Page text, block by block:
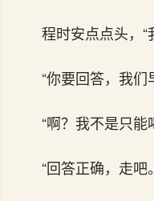
程时安点点头，
“你要回答，我们
“啊？我不是只能
“回答正确，走吧